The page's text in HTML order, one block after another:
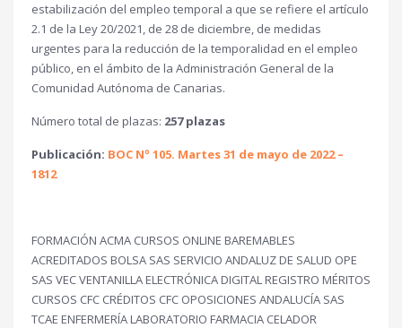
estabilización del empleo temporal a que se refiere el artículo
2.1 de la Ley 20/2021, de 28 de diciembre, de medidas
urgentes para la reducción de la temporalidad en el empleo
público, en el ámbito de la Administración General de la
Comunidad Autónoma de Canarias.
Número total de plazas: 257 plazas
Publicación: BOC Nº 105. Martes 31 de mayo de 2022 –
1812
FORMACIÓN ACMA CURSOS ONLINE BAREMABLES
ACREDITADOS BOLSA SAS SERVICIO ANDALUZ DE SALUD OPE
SAS VEC VENTANILLA ELECTRÓNICA DIGITAL REGISTRO MÉRITOS
CURSOS CFC CRÉDITOS CFC OPOSICIONES ANDALUCÍA SAS
TCAE ENFERMERÍA LABORATORIO FARMACIA CELADOR